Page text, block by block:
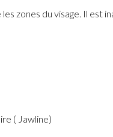
les zones du visage. Il
( Jawline)